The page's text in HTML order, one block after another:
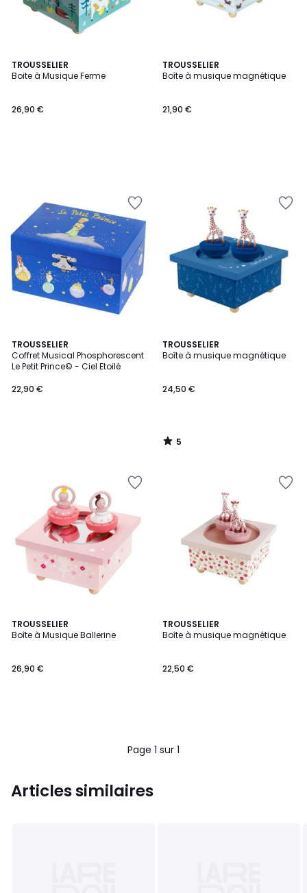
TROUSSELIER
Boite à Musique Ferme
26,90 €
TROUSSELIER
Boîte à musique magnétique
21,90 €
TROUSSELIER
Coffret Musical Phosphorescent
Le Petit Prince© - Ciel Etoilé
22,90 €
TROUSSELIER
Boîte à musique magnétique
24,50 €
5
/
5
/
TROUSSELIER
Boîte à Musique Ballerine
26,90 €
TROUSSELIER
Boîte à musique magnétique
22,50 €
Page 1 sur 1
Articles similaires